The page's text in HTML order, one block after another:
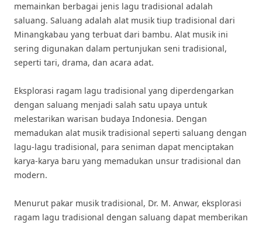
memainkan berbagai jenis lagu tradisional adalah
saluang. Saluang adalah alat musik tiup tradisional dari
Minangkabau yang terbuat dari bambu. Alat musik ini
sering digunakan dalam pertunjukan seni tradisional,
seperti tari, drama, dan acara adat.
Eksplorasi ragam lagu tradisional yang diperdengarkan
dengan saluang menjadi salah satu upaya untuk
melestarikan warisan budaya Indonesia. Dengan
memadukan alat musik tradisional seperti saluang dengan
lagu-lagu tradisional, para seniman dapat menciptakan
karya-karya baru yang memadukan unsur tradisional dan
modern.
Menurut pakar musik tradisional, Dr. M. Anwar, eksplorasi
ragam lagu tradisional dengan saluang dapat memberikan